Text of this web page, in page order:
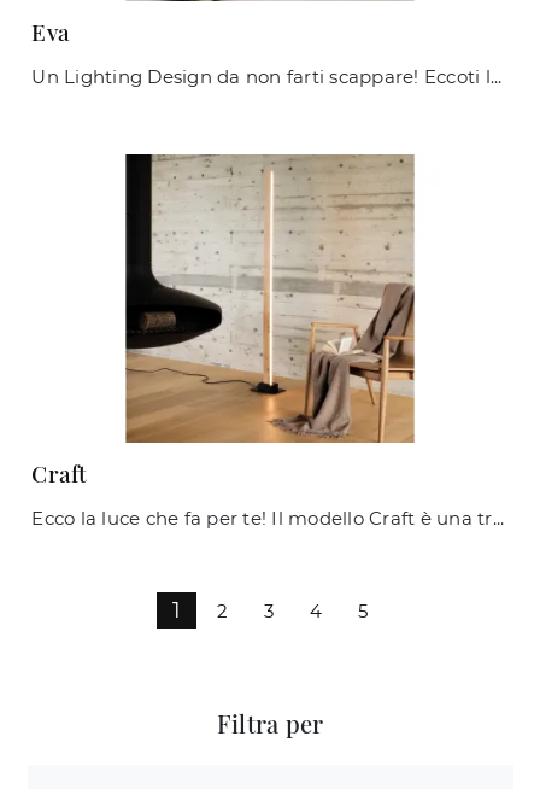
Eva
Un Lighting Design da non farti scappare! Eccoti la lampada da terra Eva di Ideal Lux.
Craft
Ecco la luce che fa per te! Il modello Craft è una tra le nostre lampade da terra di Ideal Lux.
1 2 3 4 5
Filtra per